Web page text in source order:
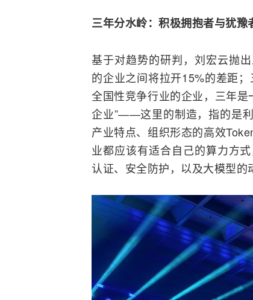
三年分水岭：积极拥抱者与犹豫
基于对趋势的研判，刘宏云抛
的企业之间将拉开15%的差距
全国性竞争行业的企业，三年是
企业”——这里的制造，指的是
产业特点、组织形态的高效
业都应该有适合自己的算力方
认证、安全防护，以及大模型的